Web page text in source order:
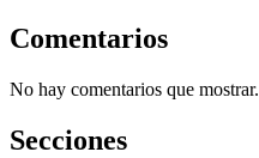
Comentarios
No hay comentarios que mostrar.
Secciones